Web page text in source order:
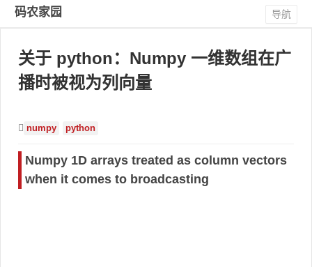
码农家园 导航
关于 python：Numpy 一维数组在广
播时被视为列向量
numpy python
Numpy 1D arrays treated as column vectors
when it comes to broadcasting